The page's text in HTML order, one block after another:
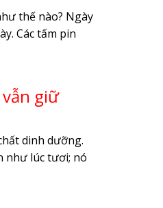
thế nào? Ngày
Các tấm pin
giữ
dinh dưỡng.
như lúc tươi; nó